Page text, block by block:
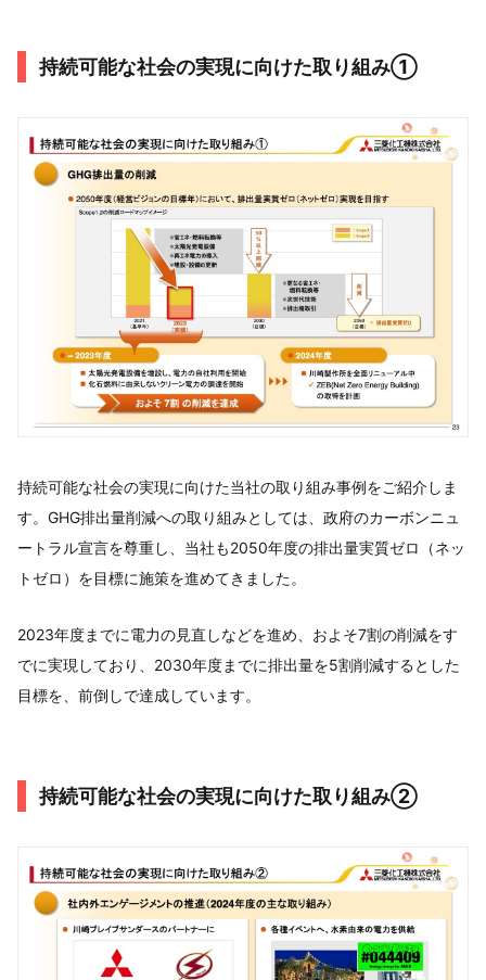
持続可能な社会の実現に向けた取り組み➀
持続可能な社会の実現に向けた当社の取り組み事例をご紹介しま
す。GHG排出量削減への取り組みとしては、政府のカーボンニュ
ートラル宣言を尊重し、当社も2050年度の排出量実質ゼロ（ネッ
トゼロ）を目標に施策を進めてきました。
2023年度までに電力の見直しなどを進め、およそ7割の削減をす
でに実現しており、2030年度までに排出量を5割削減するとした
目標を、前倒しで達成しています。
持続可能な社会の実現に向けた取り組み➁